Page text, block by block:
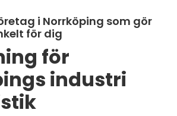
i Norrköping som gör
för dig
för
industri